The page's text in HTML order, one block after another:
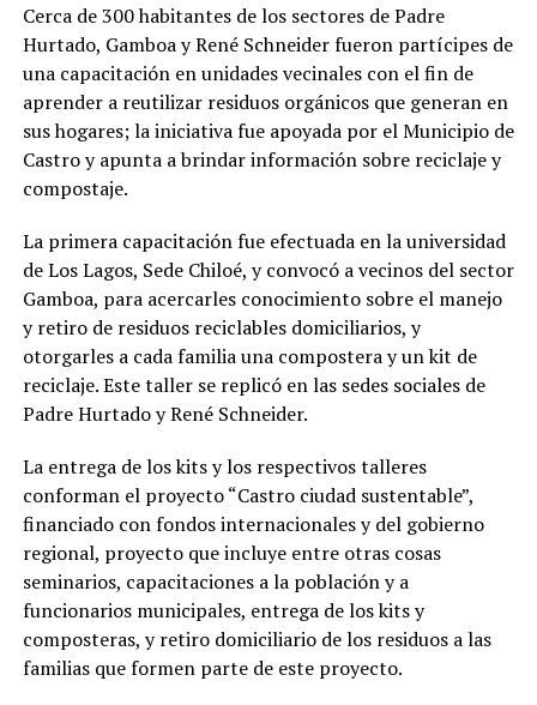
Cerca de 300 habitantes de los sectores de Padre
Hurtado, Gamboa y René Schneider fueron partícipes de
una capacitación en unidades vecinales con el fin de
aprender a reutilizar residuos orgánicos que generan en
sus hogares; la iniciativa fue apoyada por el Municipio de
Castro y apunta a brindar información sobre reciclaje y
compostaje.
La primera capacitación fue efectuada en la universidad
de Los Lagos, Sede Chiloé, y convocó a vecinos del sector
Gamboa, para acercarles conocimiento sobre el manejo
y retiro de residuos reciclables domiciliarios, y
otorgarles a cada familia una compostera y un kit de
reciclaje. Este taller se replicó en las sedes sociales de
Padre Hurtado y René Schneider.
La entrega de los kits y los respectivos talleres
conforman el proyecto “Castro ciudad sustentable”,
financiado con fondos internacionales y del gobierno
regional, proyecto que incluye entre otras cosas
seminarios, capacitaciones a la población y a
funcionarios municipales, entrega de los kits y
composteras, y retiro domiciliario de los residuos a las
familias que formen parte de este proyecto.